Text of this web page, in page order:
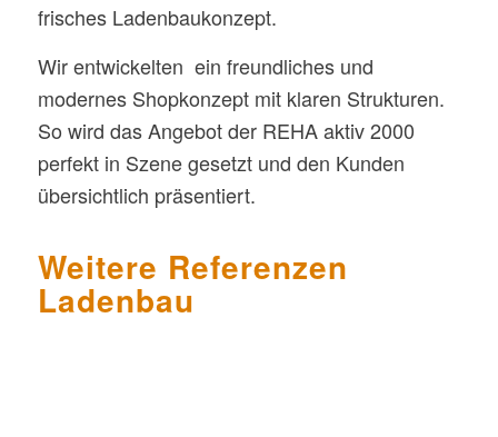
frisches Ladenbaukonzept.
Wir entwickelten ein freundliches und
modernes Shopkonzept mit klaren Strukturen.
So wird das Angebot der REHA aktiv 2000
perfekt in Szene gesetzt und den Kunden
übersichtlich präsentiert.
Weitere Referenzen
Ladenbau